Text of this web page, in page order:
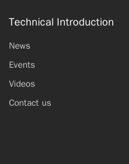
Technical Introduction
News
Events
Videos
Contact us